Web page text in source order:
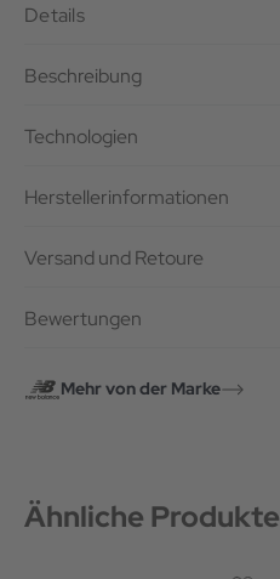
Details
Beschreibung
Technologien
Herstellerinformationen
Versand und Retoure
Bewertungen
Mehr von der Marke
Ähnliche Produkte